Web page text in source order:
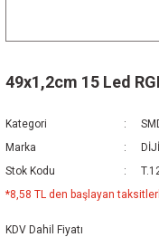
49x1,2cm 15 Led
Kategori
Marka
Stok Kodu
*8,58 TL den başlayan
KDV Dahil Fiyatı